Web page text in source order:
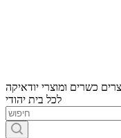
כשרים ומוצרי יודאיקה
לכל בית יהודי